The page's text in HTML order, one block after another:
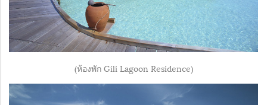
(ห้องพัก Gili Lagoon Residence)